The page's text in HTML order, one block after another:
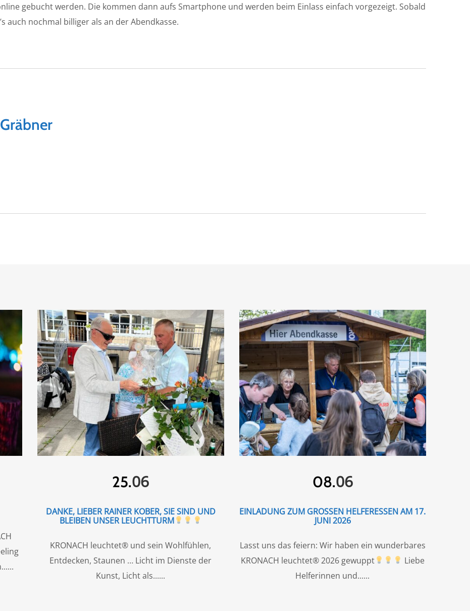
gebucht werden. Die kommen dann aufs Smartphone und werden beim Einlass einfach vorgezeigt. Sobald
auch nochmal billiger als an der Abendkasse.
25.06
DANKE, LIEBER RAINER KOBER, SIE SIND UND
BLEIBEN UNSER LEUCHTTURM
KRONACH leuchtet® und sein Wohlfühlen,
Entdecken, Staunen … Licht im Dienste der
Kunst, Licht als...
08.06
EINLADUNG ZUM GROSSEN HELFERESSEN AM 17. J
UNI 2026
Lasst uns das feiern: Wir haben ein wunderbares
KRONACH leuchtet® 2026 gewuppt
Liebe
Helferinnen und...